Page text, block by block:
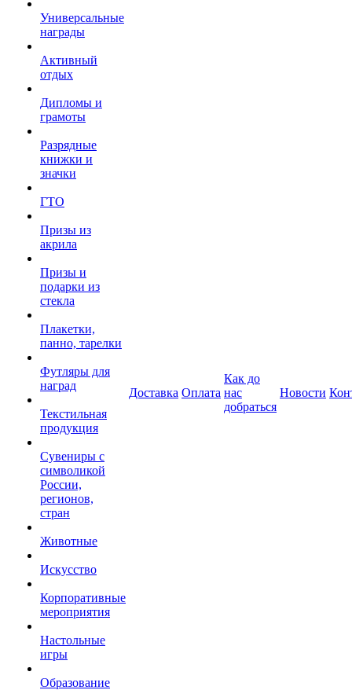
Универсальные
награды
Активный
отдых
Дипломы и
грамоты
Разрядные
книжки и
значки
ГТО
Призы из
акрила
Призы и
подарки из
стекла
Плакетки,
панно, тарелки
Футляры для
наград
Текстильная
продукция
Сувениры с
символикой
России,
регионов,
стран
Животные
Искусство
Корпоративные
мероприятия
Настольные
игры
Образование
Доставка Оплата
Как до
нас
добраться
Новости